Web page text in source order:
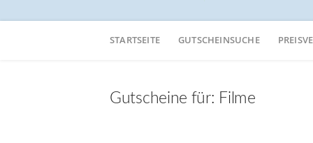
Online-
STARTSEITE GUTSCHEINSUCHE
Gutscheine für: Filme